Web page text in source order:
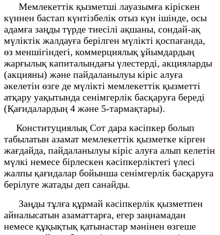
Мемлекеттiк қызметшi лауазымға кiрiскен
күннен бастап күнтізбелік отыз күн ішінде, осы
адамға заңды түрде тиесілі ақшаны, сондай-ақ
мүліктік жалдауға берілген мүлікті қоспағанда,
өз меншігіндегі, коммерциялық ұйымдардың
жарғылық капиталындағы үлестерді, акцияларды
(акцияны) және пайдаланылуы кіріс алуға
әкелетін өзге де мүлікті мемлекеттік қызметтi
атқару уақытында сенімгерлік басқаруға береді
(Қағидалардың 4 және 5-тармақтары).
Конституциялық Сот дара кәсіпкер болып
табылатын азамат мемлекеттік қызметке кірген
жағдайда, пайдаланылуы кіріс алуға алып келетін
мүлкі немесе бірлескен кәсіпкерліктегі үлесі
жалпы қағидалар бойынша сенімгерлік басқаруға
берілуге жатады деп санайды.
Заңды тұлға құрмай кәсiпкерлiк қызметпен
айналысатын азаматтарға, егер заңнамадан
немесе құқықтық қатынастар мәнiнен өзгеше